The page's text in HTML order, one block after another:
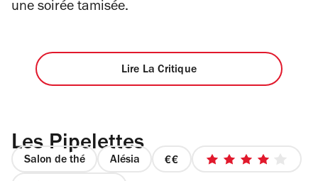
une soirée tamisée.
Lire La Critique
Les Pipelettes
Salon de thé Alésia
prix
4